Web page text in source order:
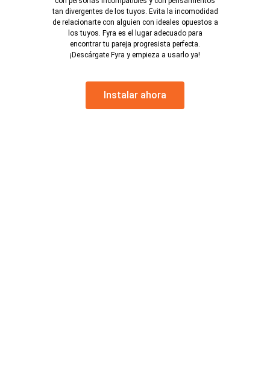
tan divergentes de los tuyos. Evita la incomodidad
de relacionarte con alguien con ideales opuestos a
los tuyos. Fyra es el lugar adecuado para
encontrar tu pareja progresista perfecta.
¡Descárgate Fyra y empieza a usarlo ya!
Instalar ahora